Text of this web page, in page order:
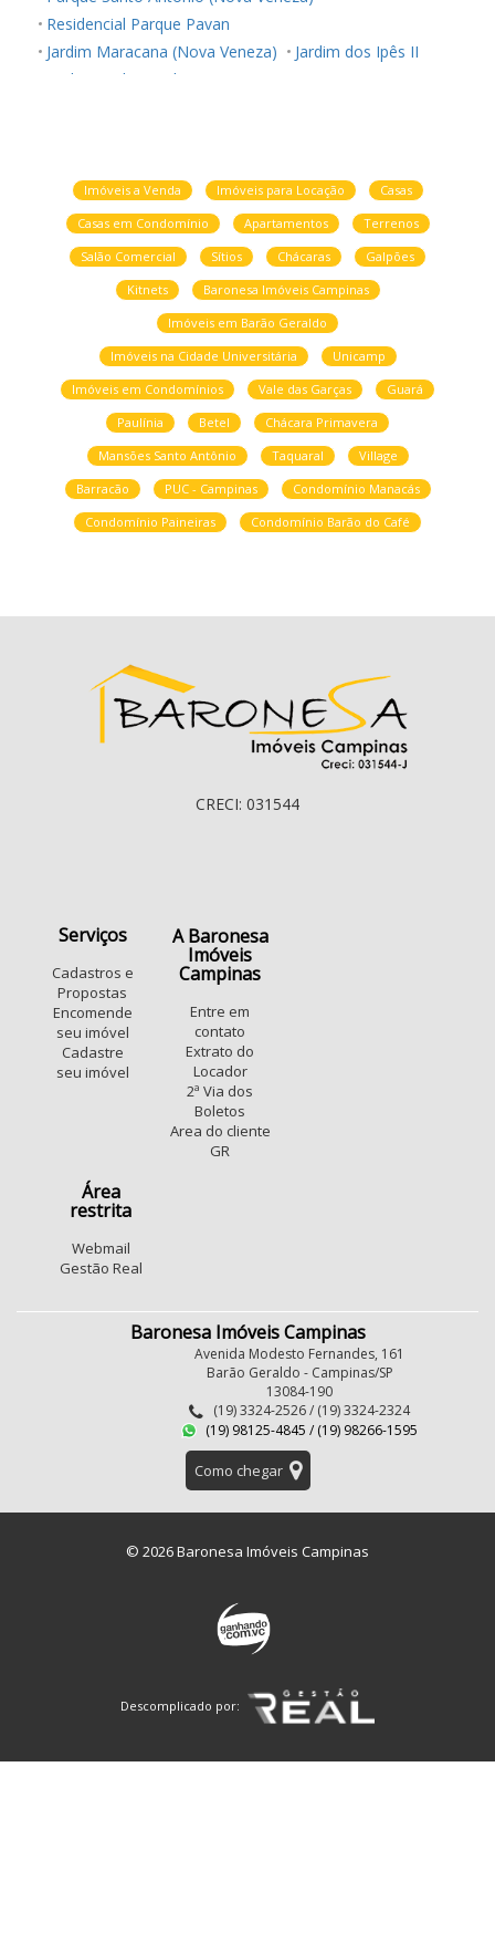
Residencial Parque Pavan
Jardim Maracana (Nova Veneza)
Jardim dos Ipês II
Jardim Puch
Jardim Bom Retiro (Nova Veneza)
Imóveis a Venda Imóveis para Locação
Casas
Casas em Condomínio
Apartamentos
Terrenos
Salão Comercial
Sítios Chácaras
Galpões
Kitnets
Baronesa Imóveis Campinas
Imóveis em Barão Geraldo
Imóveis na Cidade Universitária
Unicamp
Imóveis em Condomínios
Vale das Garças
Guará
Paulínia
Betel
Chácara Primavera
Mansões Santo Antônio
Taquaral
Village
Barracão
PUC - Campinas
Condomínio Manacás
Condomínio Paineiras
Condomínio Barão do Café
CRECI: 031544
Serviços
Cadastros e
Propostas
Encomende
seu imóvel
Cadastre
seu imóvel
A Baronesa
Imóveis
Campinas
Entre em
contato
Extrato do
Locador
2ª Via dos
Boletos
Area do cliente
GR
Área
restrita
Webmail
Gestão Real
Baronesa Imóveis Campinas
Avenida Modesto Fernandes, 161
Barão Geraldo - Campinas/SP
13084-190
(19) 3324-2526 / (19) 3324-2324
(19) 98125-4845 / (19) 98266-1595
Como chegar
© 2026 Baronesa Imóveis Campinas
Descomplicado por: